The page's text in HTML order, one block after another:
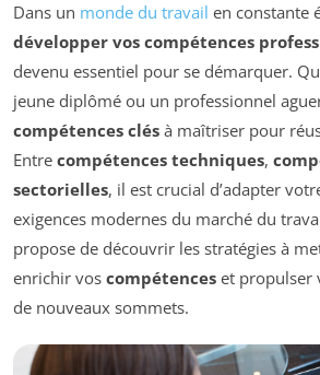
Dans un monde du travail en constante
développer vos compétences
devenu essentiel pour se démarquer.
jeune diplômé ou un professionnel
compétences clés à maîtriser pour
Entre compétences techniques,
sectorielles, il est crucial d’adapter
exigences modernes du marché du
propose de découvrir les stratégies à
enrichir vos compétences et propulser
de nouveaux sommets.